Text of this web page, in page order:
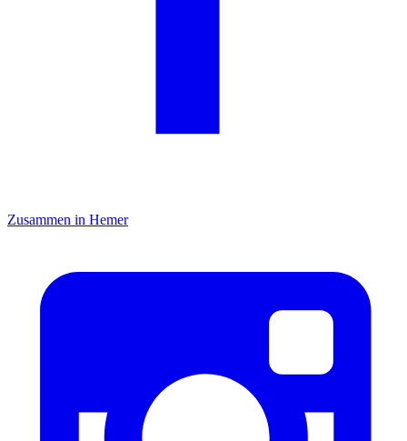
Zusammen in Hemer